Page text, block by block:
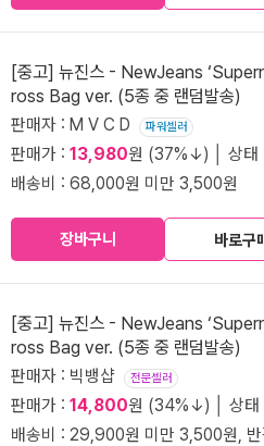
[중고] 뉴진스 - NewJeans
ross Bag ver. (5종 중 랜덤발송)
판매자 : M V C D 파워셀러
판매가 : 13,980원 (37%↓) │ 상태
배송비 : 68,000원 미만 3,500원
장바구니 바로구
[중고] 뉴진스 - NewJeans
ross Bag ver. (5종 중 랜덤발송)
판매자 : 빅뱅샵 전문셀러
판매가 : 14,800원 (34%↓) │ 상태
배송비 : 29,900원 미만 3,500원,